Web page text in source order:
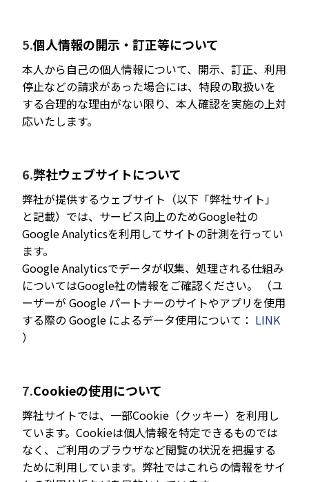
個人情報の開示・訂正等について
本人から自己の個人情報について、開示、訂正、利用
停止などの請求があった場合には、特段の取扱いを
する合理的な理由がない限り、本人確認を実施の上対
応いたします。
弊社ウェブサイトについて
弊社が提供するウェブサイト（以下「弊社サイト」
と記載）では、サービス向上のためGoogle社の
Google Analyticsを利用してサイトの計測を行ってい
ます。
Google Analyticsでデータが収集、処理される仕組み
についてはGoogle社の情報をご確認ください。 （ユ
ーザーが Google パートナーのサイトやアプリを使用
する際の Google によるデータ使用について： LINK
）
Cookieの使用について
弊社サイトでは、一部Cookie（クッキー）を利用し
ています。Cookieは個人情報を特定できるものでは
なく、ご利用のブラウザなど閲覧の状況を把握する
ために利用しています。弊社ではこれらの情報をサイ